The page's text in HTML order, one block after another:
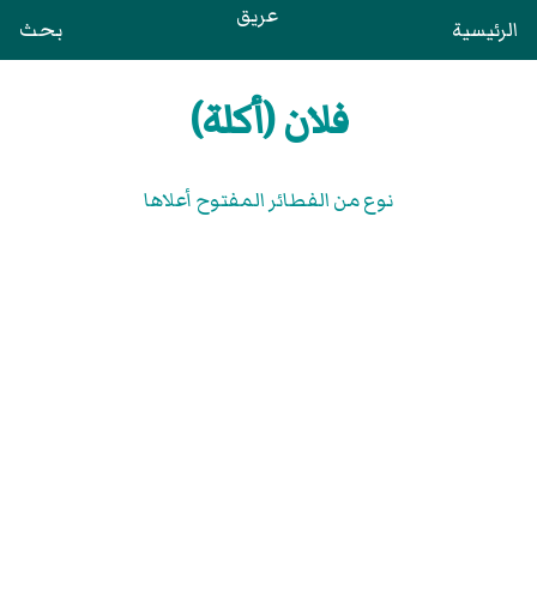
الرئيسية عريق بحث
فلان (أكلة)
نوع من الفطائر المفتوح أعلاها